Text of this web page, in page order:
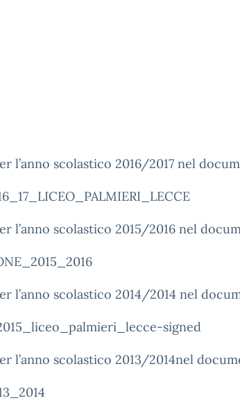
l’anno scolastico 2016/2017 nel
l’anno scolastico 2015/2016 nel
l’anno scolastico 2014/2014 nel
signed
l’anno scolastico 2013/2014nel